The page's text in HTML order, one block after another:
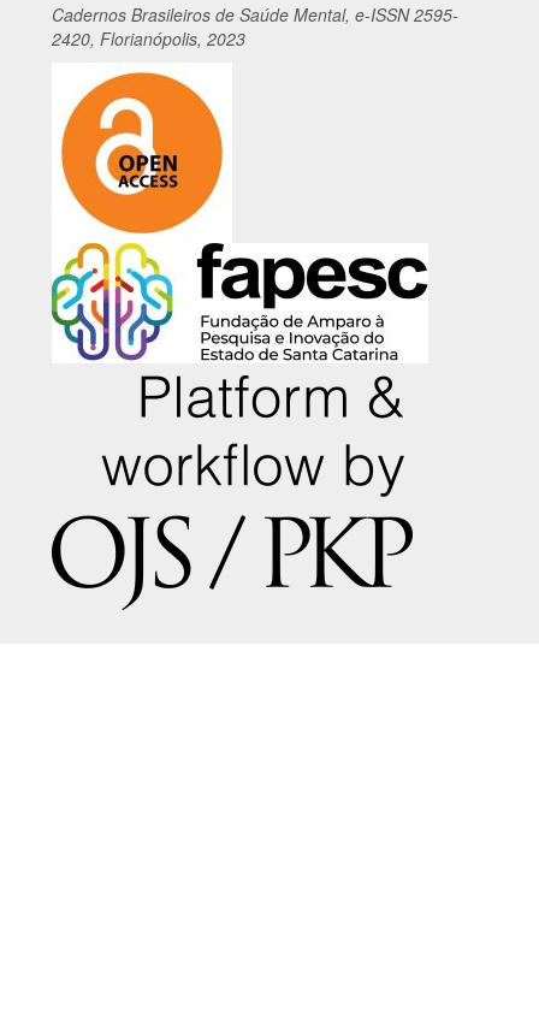
Cadernos Brasileiros de Saúde Mental, e-ISSN 2595-
2420, Florianópolis, 2023